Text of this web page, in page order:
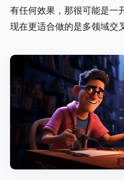
有任何效果，那很可能是一
现在更适合做的是多领域交